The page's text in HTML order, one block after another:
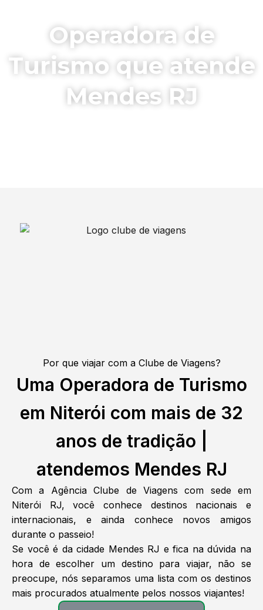
Operadora de
Turismo que atende
Mendes RJ
Por que viajar com a Clube de Viagens?
Uma Operadora de Turismo
em Niterói com mais de 32
anos de tradição |
atendemos Mendes RJ
Com a Agência Clube de Viagens com sede em
Niterói RJ, você conhece destinos nacionais e
internacionais, e ainda conhece novos amigos
durante o passeio!
Se você é da cidade Mendes RJ e fica na dúvida na
hora de escolher um destino para viajar, não se
preocupe, nós separamos uma lista com os destinos
mais procurados atualmente pelos nossos viajantes!